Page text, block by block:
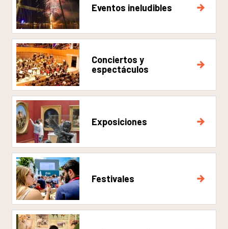
Eventos ineludibles
Conciertos y
espectáculos
Exposiciones
Festivales